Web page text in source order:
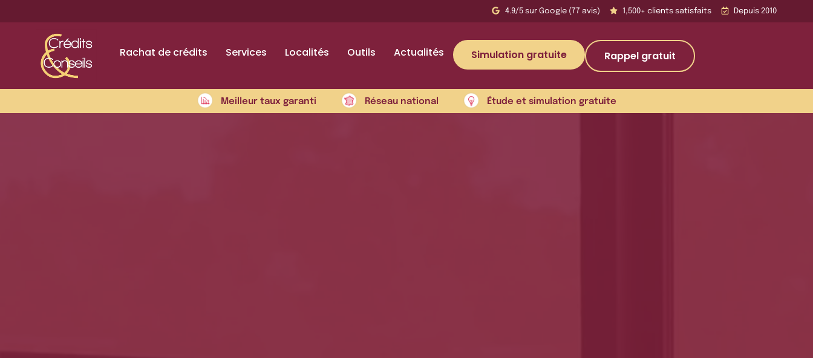
4.9/5 sur Google (77 avis) 1,500+ clients satisfaits Depuis 2010
Rachat de crédits Services Localités Outils Actualités Simulation gratuite Rappel gratuit
Meilleur taux garanti Réseau national Étude et simulation gratuite